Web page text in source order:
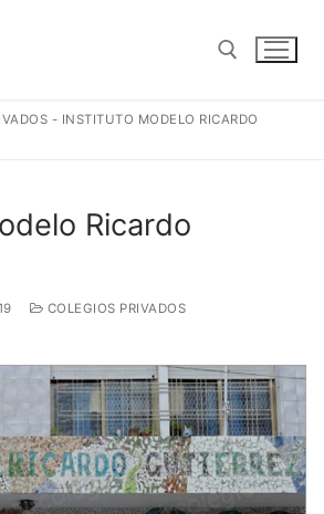
- INSTITUTO MODELO RICARDO
Ricardo
COLEGIOS PRIVADOS